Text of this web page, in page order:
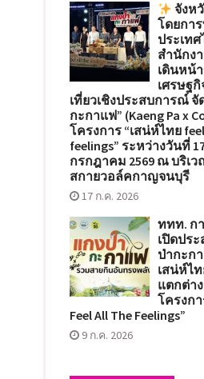
จังห
โดยกา
ประเท
สำนักง
เดินหน้
เศรษฐ
เที่ยวเชิงประสบการณ์ จั
กะกาแฟ” (Kaeng Pa x
โครงการ “เสน่ห์ไทย
feelings” ระหว่างวันที่
กรกฎาคม 2569 ณ บริเ
สกายวอล์คกาญจนบุรี
17 ก.ค. 2026
ททท. ก
เปิดปร
ป่ากะก
เสน่ห์ไ
แตกต่า
โครงก
Feel All The Feelings”
9 ก.ค. 2026